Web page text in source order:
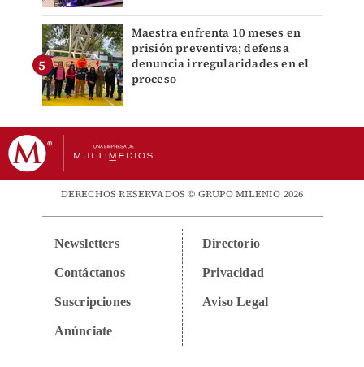
Maestra enfrenta 10 meses en
prisión preventiva; defensa
denuncia irregularidades en el
proceso
DERECHOS RESERVADOS © GRUPO MILENIO 2026
Newsletters
Contáctanos
Suscripciones
Anúnciate
Directorio
Privacidad
Aviso Legal